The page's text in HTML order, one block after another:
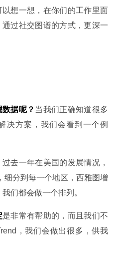
想一想，在你们的工作里面
过社交图谱的方式，更深一
据呢？ 当我们正确知道很多
决方案，我们会看到一个例
去一年在美国的发展情况，
细分到每一个地区，西雅图增
们都会做一个排列。
是非常有帮助的，而且我们不
，我们会做出很多，供我